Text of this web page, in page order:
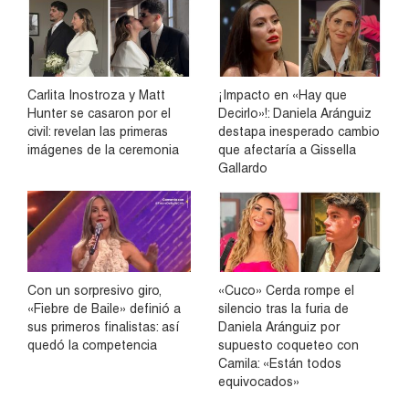
Carlita Inostroza y Matt
Hunter se casaron por el
civil: revelan las primeras
imágenes de la ceremonia
¡Impacto en «Hay que
Decirlo»!: Daniela Aránguiz
destapa inesperado cambio
que afectaría a Gissella
Gallardo
Con un sorpresivo giro,
«Fiebre de Baile» definió a
sus primeros finalistas: así
quedó la competencia
«Cuco» Cerda rompe el
silencio tras la furia de
Daniela Aránguiz por
supuesto coqueteo con
Camila: «Están todos
equivocados»